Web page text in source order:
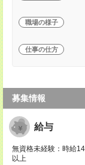
職場の様子
仕事の仕方
募集情報
給与
無資格未経験：時給
以上